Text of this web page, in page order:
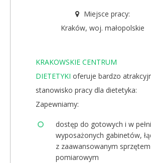
Miejsce pracy:
Kraków, woj. małopolskie
KRAKOWSKIE CENTRUM
DIETETYKI oferuje bardzo
stanowisko pracy dla dietetyka:
Zapewniamy:
dostęp do gotowych i w pełni
wyposażonych gabinetów,
z zaawansowanym sprzętem
pomiarowym